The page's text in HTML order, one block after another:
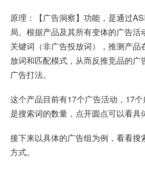
原理：【广告洞察】功能，是通过
局。根据产品及其所有变体的广告活
关键词（非广告投放词），推测产品
放词和匹配模式，从而反推竞品的广
广告打法。
这个产品目前有17个广告活动，17
是搜索词的数量，点开圆点可以看具
接下来以具体的广告组为例，看看搜
方式。